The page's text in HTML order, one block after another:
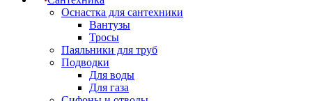
Оснастка для сантехники
Вантузы
Тросы
Паяльники для труб
Подводки
Для воды
Для газа